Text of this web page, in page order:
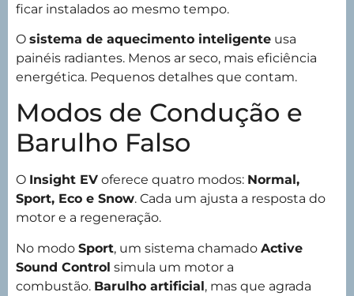
ficar instalados ao mesmo tempo.
O sistema de aquecimento inteligente usa
painéis radiantes. Menos ar seco, mais eficiência
energética. Pequenos detalhes que contam.
Modos de Condução e
Barulho Falso
O Insight EV oferece quatro modos: Normal,
Sport, Eco e Snow. Cada um ajusta a resposta do
motor e a regeneração.
No modo Sport, um sistema chamado Active
Sound Control simula um motor a
combustão. Barulho artificial, mas que agrada